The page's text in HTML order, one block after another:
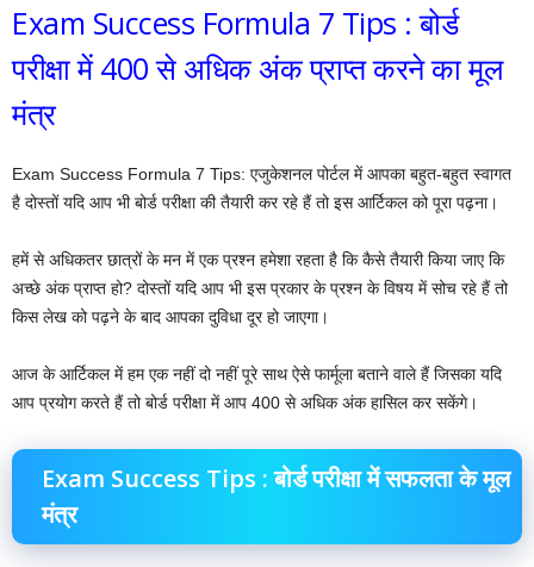
Exam Success Formula 7 Tips : बोर्ड
परीक्षा में 400 से अधिक अंक प्राप्त करने का मूल
मंत्र
Exam Success Formula 7 Tips: एजुकेशनल पोर्टल में आपका बहुत-बहुत स्वागत
है दोस्तों यदि आप भी बोर्ड परीक्षा की तैयारी कर रहे हैं तो इस आर्टिकल को पूरा पढ़ना।
हमें से अधिकतर छात्रों के मन में एक प्रश्न हमेशा रहता है कि कैसे तैयारी किया जाए कि
अच्छे अंक प्राप्त हो? दोस्तों यदि आप भी इस प्रकार के प्रश्न के विषय में सोच रहे हैं तो
किस लेख को पढ़ने के बाद आपका दुविधा दूर हो जाएगा।
आज के आर्टिकल में हम एक नहीं दो नहीं पूरे साथ ऐसे फार्मूला बताने वाले हैं जिसका यदि
आप प्रयोग करते हैं तो बोर्ड परीक्षा में आप 400 से अधिक अंक हासिल कर सकेंगे।
Exam Success Tips : बोर्ड परीक्षा में सफलता के मूल
मंत्र